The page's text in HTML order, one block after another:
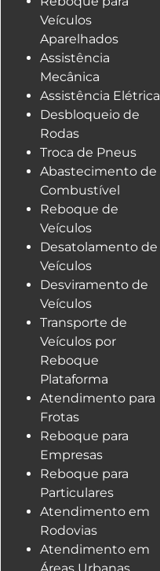
Veículos
Aparelhados
Assistência
Mecânica
Assistência Elétrica
Desbloqueio de
Rodas
Troca de Pneus
Abastecimento de
Combustível
Reboque de
Veículos
Desatolamento de
Veículos
Desviramento de
Veículos
Transporte de
Veículos por
Reboque
Plataforma
Atendimento para
Frotas
Reboque para
Empresas
Reboque para
Particulares
Atendimento em
Rodovias
Atendimento em